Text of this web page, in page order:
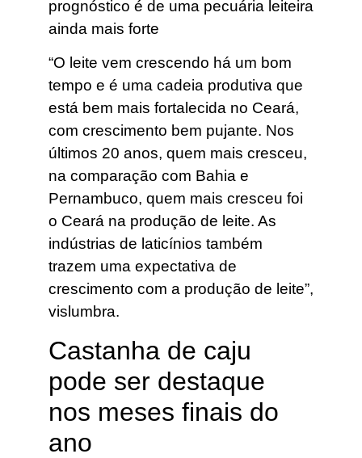
prognóstico é de uma pecuária leiteira
ainda mais forte
“O leite vem crescendo há um bom
tempo e é uma cadeia produtiva que
está bem mais fortalecida no Ceará,
com crescimento bem pujante. Nos
últimos 20 anos, quem mais cresceu,
na comparação com Bahia e
Pernambuco, quem mais cresceu foi
o Ceará na produção de leite. As
indústrias de laticínios também
trazem uma expectativa de
crescimento com a produção de leite”,
vislumbra.
Castanha de caju
pode ser destaque
nos meses finais do
ano